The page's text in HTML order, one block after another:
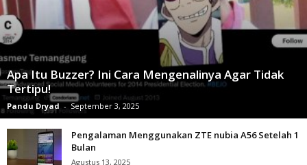
Apa Itu Buzzer? Ini Cara Mengenalinya Agar Tidak
Tertipu!
Pandu Dryad - September 3, 2025
Pengalaman Menggunakan ZTE nubia A56 Setelah 1
Bulan
Agustus 13, 2025